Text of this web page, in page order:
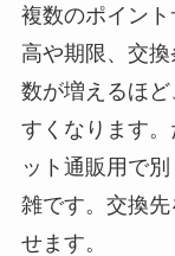
複数のポイン
高や期限、交換
数が増えるほ
すくなります
ット通販用で
雑です。交換
せます。